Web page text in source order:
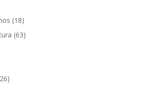
(18)
(63)